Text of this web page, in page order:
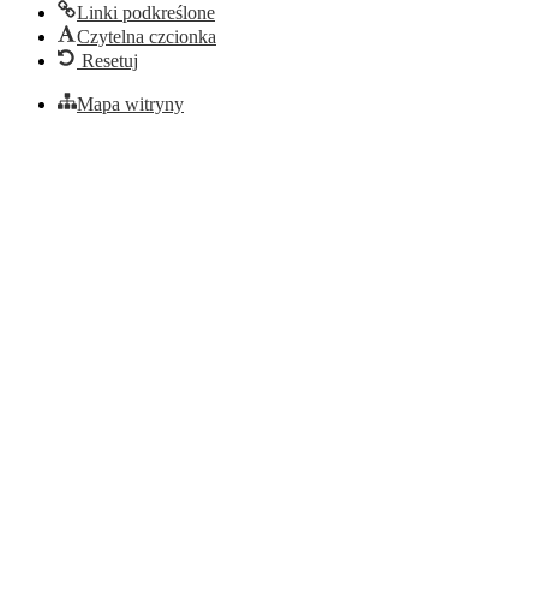
Linki podkreślone
Czytelna czcionka
Resetuj
Mapa witryny